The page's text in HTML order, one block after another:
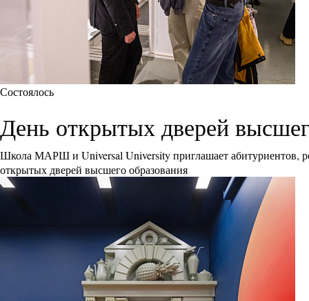
Состоялось
День открытых дверей
Школа МАРШ и Universal University приглашает абитуриентов,
открытых дверей высшего образования